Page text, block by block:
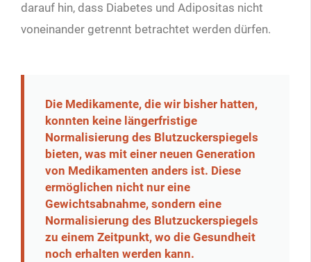
darauf hin, dass Diabetes und Adipositas nicht
voneinander getrennt betrachtet werden dürfen.
Die Medikamente, die wir bisher hatten,
konnten keine längerfristige
Normalisierung des Blutzuckerspiegels
bieten, was mit einer neuen Generation
von Medikamenten anders ist. Diese
ermöglichen nicht nur eine
Gewichtsabnahme, sondern eine
Normalisierung des Blutzuckerspiegels
zu einem Zeitpunkt, wo die Gesundheit
noch erhalten werden kann.